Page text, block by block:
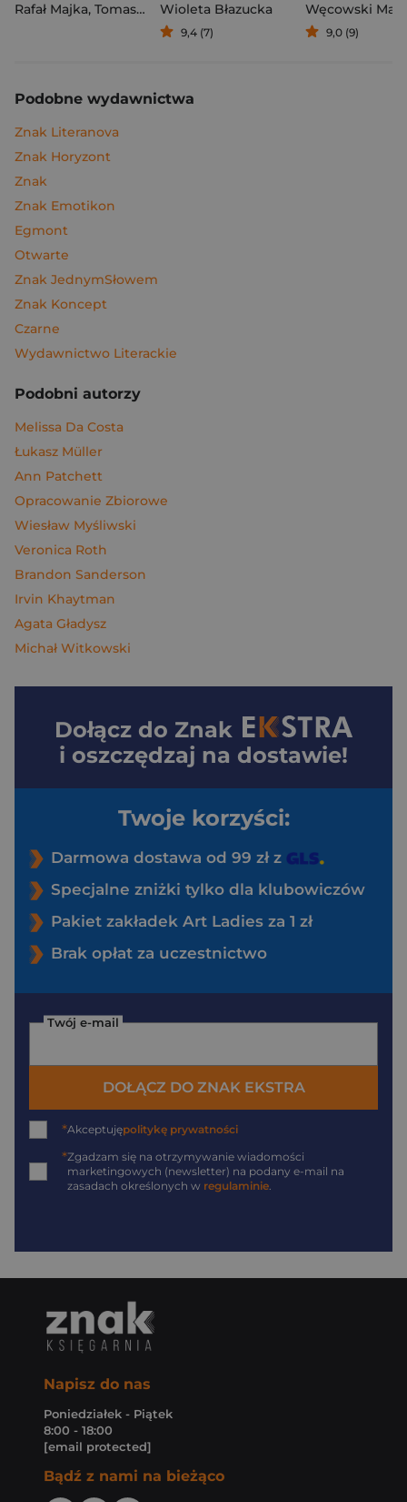
Rafał Majka, Tomasz Kalemba
Wioleta Błazucka
9,4 (7)
Węcowski
9,0 (9)
Podobne wydawnictwa
Znak Literanova
Znak Horyzont
Znak
Znak Emotikon
Egmont
Otwarte
Znak JednymSłowem
Znak Koncept
Czarne
Wydawnictwo Literackie
Podobni autorzy
Melissa Da Costa
Łukasz Müller
Ann Patchett
Opracowanie Zbiorowe
Wiesław Myśliwski
Veronica Roth
Brandon Sanderson
Irvin Khaytman
Agata Gładysz
Michał Witkowski
Dołącz do Znak
i oszczędzaj na dostawie!
Twoje korzyści:
Darmowa dostawa od 99 zł z
Specjalne zniżki tylko dla klubowiczów
Pakiet zakładek Art Ladies za 1 zł
Brak opłat za uczestnictwo
Twój e-mail
DOŁĄCZ DO ZNAK EKSTRA
*Akceptujępolitykę prywatności
*Zgadzam się na otrzymywanie wiadomości
marketingowych (newsletter) na podany e-mail na
zasadach określonych w regulaminie.
Napisz do nas
Poniedziałek - Piątek
8:00 - 18:00
[email protected]
Bądź z nami na bieżąco